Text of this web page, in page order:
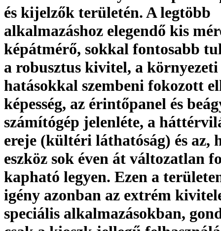
és kijelzők területén. A legtöbb
alkalmazáshoz elegendő kis
képátmérő, sokkal fontosabb
a robusztus kivitel, a környezeti
hatásokkal szembeni fokozott
képesség, az érintőpanel és
számítógép jelenléte, a
ereje (kültéri láthatóság) és az,
eszköz sok éven át változatlan
kapható legyen. Ezen a
igény azonban az extrém
speciális alkalmazásokban,